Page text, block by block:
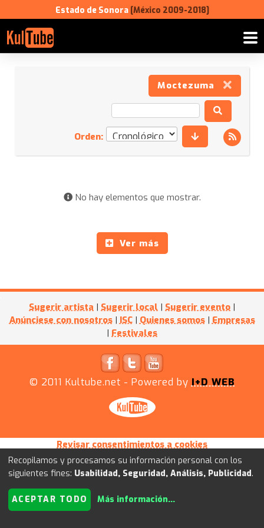
Estado de Sonora [México 2009-2018]
Moctezuma
Orden:
No hay elementos que mostrar.
Ver más
Sugerir artista | Sugerir local | Sugerir evento |
Anúnciese con nosotros | ISC | Quienes somos | Empresas
| Festivales
© 2011 Kultube.net - Powered by I+D WEB
Revisar consentimientos a cookies
Recopilamos y procesamos su información personal con los
siguientes fines: Usabilidad, Seguridad, Análisis, Publicidad.
ACEPTAR TODO Más información...